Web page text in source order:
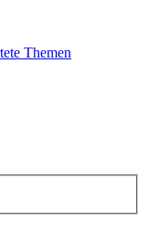
Themen